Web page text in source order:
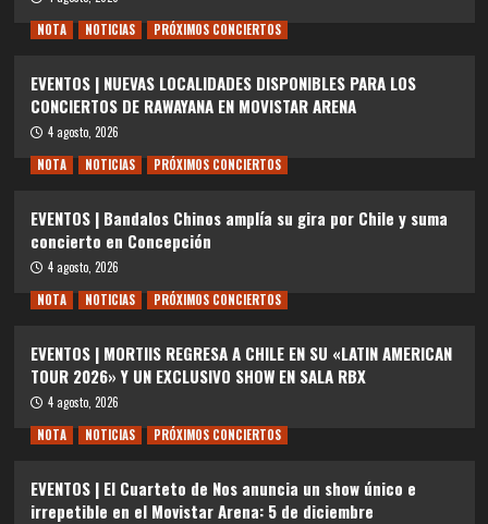
NOTA
NOTICIAS PRÓXIMOS CONCIERTOS
EVENTOS | NUEVAS LOCALIDADES DISPONIBLES PARA LOS
CONCIERTOS DE RAWAYANA EN MOVISTAR ARENA
4 agosto, 2026
NOTA
NOTICIAS PRÓXIMOS CONCIERTOS
EVENTOS | Bandalos Chinos amplía su gira por Chile y suma
concierto en Concepción
4 agosto, 2026
NOTA
NOTICIAS PRÓXIMOS CONCIERTOS
EVENTOS | MORTIIS REGRESA A CHILE EN SU «LATIN AMERICAN
TOUR 2026» Y UN EXCLUSIVO SHOW EN SALA RBX
4 agosto, 2026
NOTA
NOTICIAS PRÓXIMOS CONCIERTOS
EVENTOS | El Cuarteto de Nos anuncia un show único e
irrepetible en el Movistar Arena: 5 de diciembre